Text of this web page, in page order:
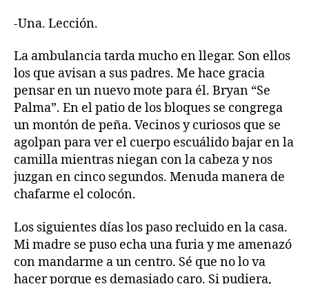
-Una. Lección.
La ambulancia tarda mucho en llegar. Son ellos
los que avisan a sus padres. Me hace gracia
pensar en un nuevo mote para él. Bryan “Se
Palma”. En el patio de los bloques se congrega
un montón de peña. Vecinos y curiosos que se
agolpan para ver el cuerpo escuálido bajar en la
camilla mientras niegan con la cabeza y nos
juzgan en cinco segundos. Menuda manera de
chafarme el colocón.
Los siguientes días los paso recluido en la casa.
Mi madre se puso echa una furia y me amenazó
con mandarme a un centro. Sé que no lo va
hacer porque es demasiado caro. Si pudiera,